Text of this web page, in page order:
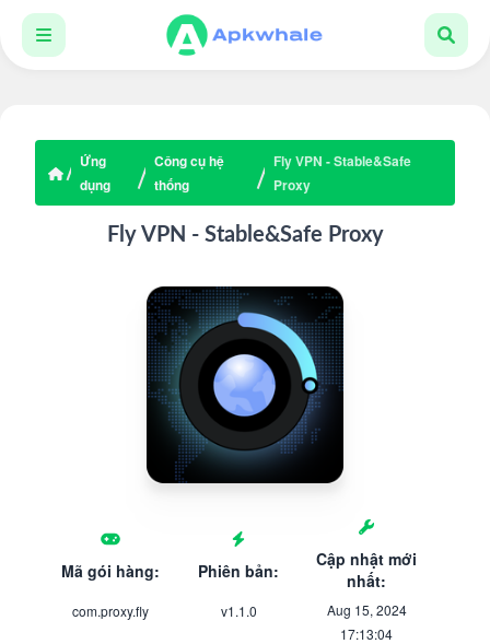
Ứng
dụng
Công cụ hệ
thống
Fly VPN - Stable&Safe
Proxy
Fly VPN - Stable&Safe Proxy
Mã gói hàng:
com.proxy.fly
Phiên bản:
v1.1.0
Cập nhật mới
nhất:
Aug 15, 2024
17:13:04